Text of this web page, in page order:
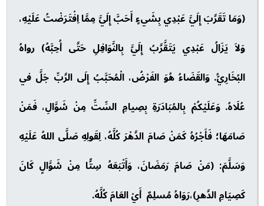
(وَمَا تَقَرَّبَ إِلَيَّ عَبْدِي بِشَيءٍ أَحَبَّ إِلَيَّ مِمَّا اِفْتَرَضْتُ عَلَيْهِ،
وَلاَ يَزَالُ عَبْدِي يَتَقَّرَّبُ إِلَيَّ بِالنَّوَافِلِ حَتَّى أُحِبَّهُ) رواهُ
البُخَارِيُّ. وَالقَضَاءُ هُوَ الفَرْضُ، الْمُحَبَّبُ إِلَى الرَّبِّ جَلَّ في
عُلَاهُ. وَعَلَيْكُمْ بِالمُبَادَرَةِ بِصِيامِ السِّتِّ مِنْ شَوَّالِ، فَمَنْ
صَامَهَا؛ فَأَجْرُهُ كَمَنْ صَامَ الدَّهْرَ كُلَّهُ، لِقَولِهِ صَلَّى اللهُ عَلَيْهِ
وَسَلَّمَ: (مَنْ صَامَ رَمَضَانَ، وَأَتْبَعَهُ سِتًّا مِنْ شَوَّالٍ كَانَ
كَصِيَامِ الدَّهرِ)،رَوَاهُ مُسلِمٌ أَيْ العَامَ كُلَّهُ.